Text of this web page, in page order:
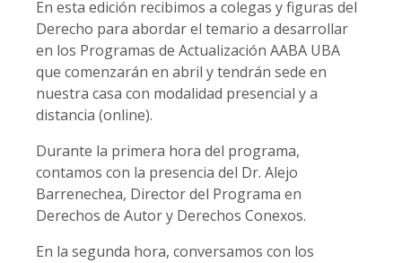
En esta edición recibimos a colegas y figuras del
Derecho para abordar el temario a desarrollar
en los Programas de Actualización AABA UBA
que comenzarán en abril y tendrán sede en
nuestra casa con modalidad presencial y a
distancia (online).
Durante la primera hora del programa,
contamos con la presencia del Dr. Alejo
Barrenechea, Director del Programa en
Derechos de Autor y Derechos Conexos.
En la segunda hora, conversamos con los